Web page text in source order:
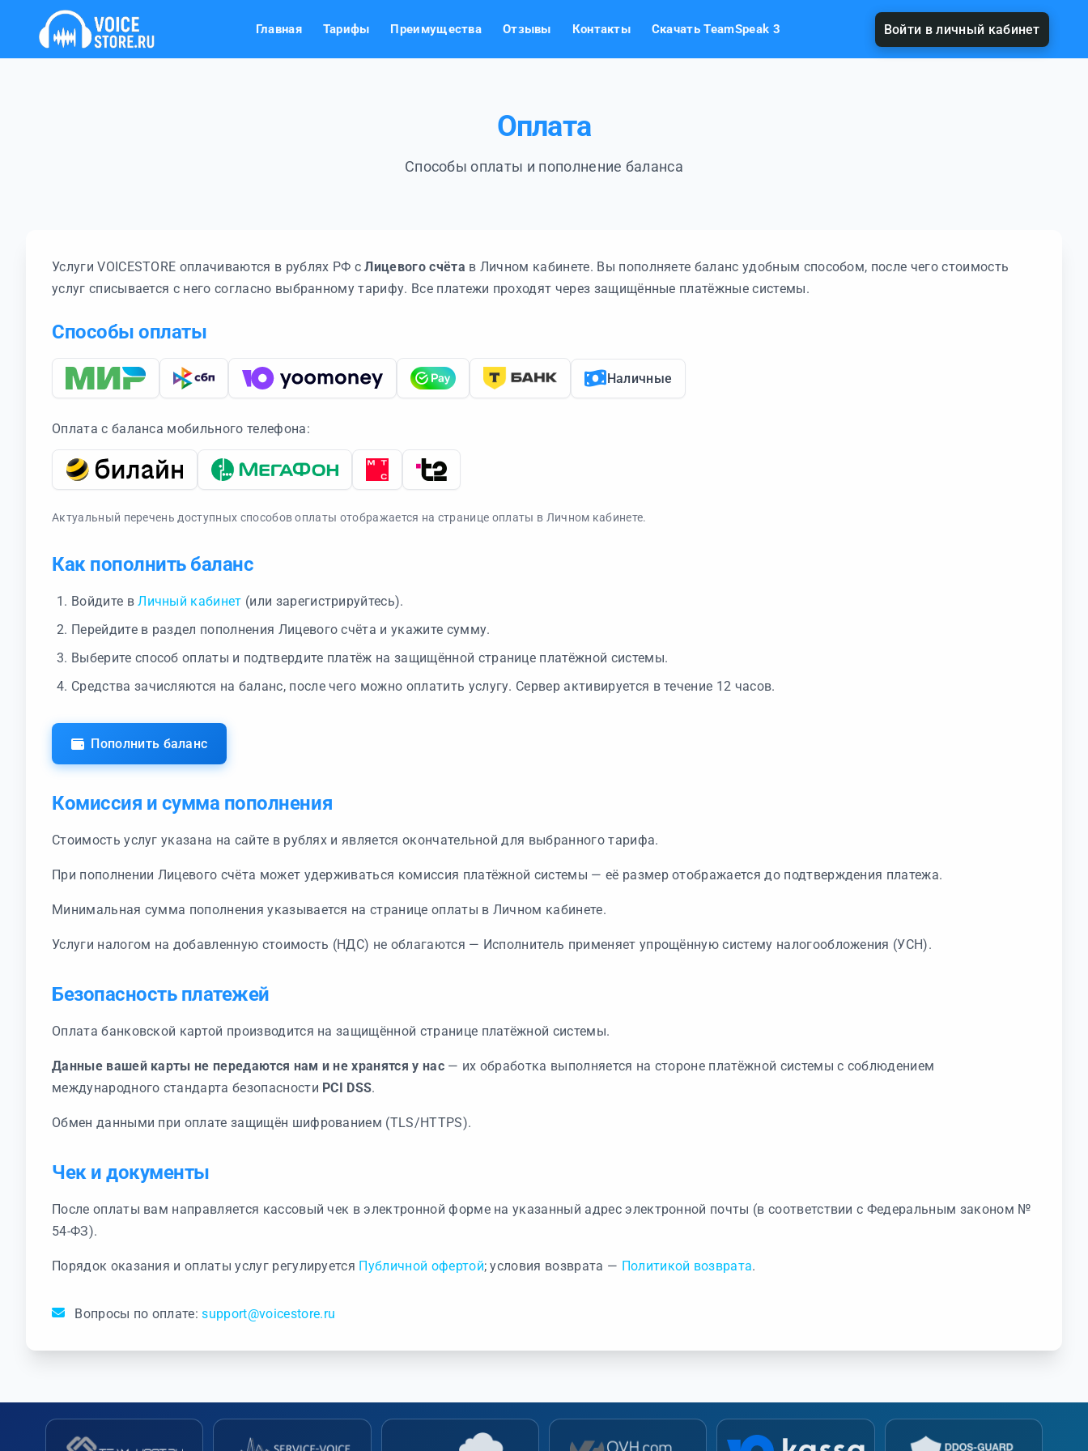
Главная Тарифы Преимущества Отзывы Контакты Скачать TeamSpeak 3 Войти в личный кабинет
Оплата
Способы оплаты и пополнение баланса
Услуги VOICESTORE оплачиваются в рублях РФ сЛицевого счёта в Личном кабинете. Вы пополняете баланс удобным способом, после чего стоимость
услуг списывается с него согласно выбранному тарифу. Все платежи проходят через защищённые платёжные системы.
Способы оплаты
Наличные
Оплата с баланса мобильного телефона:
Актуальный перечень доступных способов оплаты отображается на странице оплаты в Личном кабинете.
Как пополнить баланс
Войдите вЛичный кабинет (или зарегистрируйтесь).
Перейдите в раздел пополнения Лицевого счёта и укажите сумму.
Выберите способ оплаты и подтвердите платёж на защищённой странице платёжной системы.
Средства зачисляются на баланс, после чего можно оплатить услугу. Сервер активируется в течение 12 часов.
Пополнить баланс
Комиссия и сумма пополнения
Стоимость услуг указана на сайте в рублях и является окончательной для выбранного тарифа.
При пополнении Лицевого счёта может удерживаться комиссия платёжной системы — её размер отображается до подтверждения платежа.
Минимальная сумма пополнения указывается на странице оплаты в Личном кабинете.
Услуги налогом на добавленную стоимость (НДС) не облагаются — Исполнитель применяет упрощённую систему налогообложения (УСН).
Безопасность платежей
Оплата банковской картой производится на защищённой странице платёжной системы.
Данные вашей карты не передаются нам и не хранятся у нас— их обработка выполняется на стороне платёжной системы с соблюдением
международного стандарта безопасности PCI DSS.
Обмен данными при оплате защищён шифрованием (TLS/HTTPS).
Чек и документы
После оплаты вам направляется кассовый чек в электронной форме на указанный адрес электронной почты (в соответствии с Федеральным законом №
54-ФЗ).
Порядок оказания и оплаты услуг регулируется Публичной офертой; условия возврата — Политикой возврата.
Вопросы по оплате:support@voicestore.ru